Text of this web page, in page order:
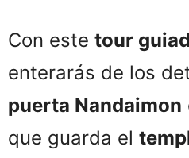
Con este tour
enterarás de los
puerta Nandaimon
que guarda el